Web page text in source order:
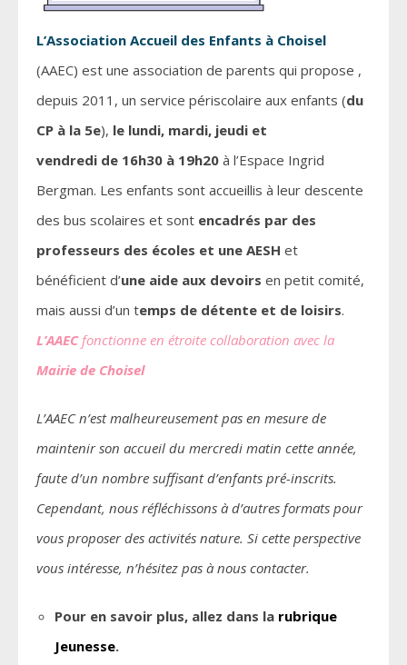
L’Association Accueil des Enfants à Choisel
(AAEC) est une association de parents qui propose ,
depuis 2011, un service périscolaire aux enfants (du
CP à la 5e), le lundi, mardi, jeudi et
vendredi de 16h30 à 19h20 à l’Espace Ingrid
Bergman. Les enfants sont accueillis à leur descente
des bus scolaires et sont encadrés par des
professeurs des écoles et une AESH et
bénéficient d’une aide aux devoirs en petit comité,
mais aussi d’un temps de détente et de loisirs.
L’AAECfonctionne en étroite collaboration avec la
Mairie de Choisel
L’AAEC n’est malheureusement pas en mesure de
maintenir son accueil du mercredi matin cette année,
faute d’un nombre suffisant d’enfants pré-inscrits.
Cependant, nous réfléchissons à d’autres formats pour
vous proposer des activités nature. Si cette perspective
vous intéresse, n’hésitez pas à nous contacter.
Pour en savoir plus, allez dans la rubrique
Jeunesse.